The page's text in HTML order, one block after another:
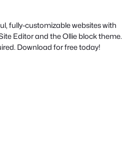
fully-customizable websites with
Editor and the Ollie block theme.
Download for free today!